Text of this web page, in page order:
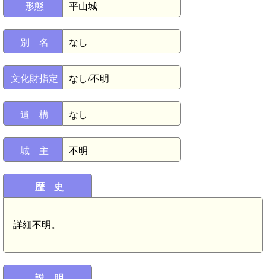
形態 平山城
別 名 なし
文化財指定 なし/不明
遺 構 なし
城 主 不明
歴 史
詳細不明。